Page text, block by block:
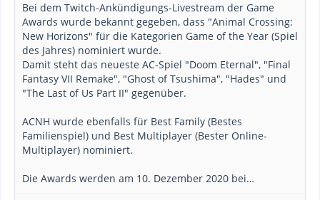
Bei dem Twitch-Ankündigungs-Livestream der Game
Awards wurde bekannt gegeben, dass "Animal Crossing:
New Horizons" für die Kategorien Game of the Year (Spiel
des Jahres) nominiert wurde.
Damit steht das neueste AC-Spiel "Doom Eternal", "Final
Fantasy VII Remake", "Ghost of Tsushima", "Hades" und
"The Last of Us Part II" gegenüber.
ACNH wurde ebenfalls für Best Family (Bestes
Familienspiel) und Best Multiplayer (Bester Online-
Multiplayer) nominiert.
Die Awards werden am 10. Dezember 2020 bei…